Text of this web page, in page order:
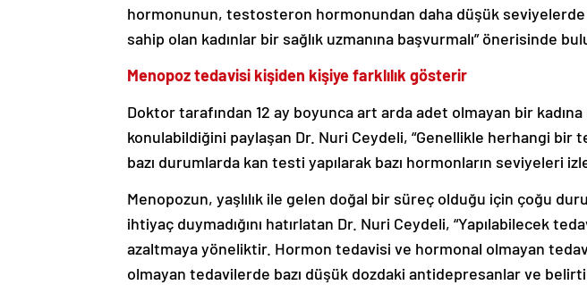
hormonunun, testosteron hormonundan daha düşük seviyelerde
sahip olan kadınlar bir sağlık uzmanına başvurmalı” önerisinde
Menopoz tedavisi kişiden kişiye farklılık gösterir
Doktor tarafından 12 ay boyunca art arda adet olmayan bir kadına
konulabildiğini paylaşan Dr. Nuri Ceydeli, “Genellikle herhangi
bazı durumlarda kan testi yapılarak bazı hormonların seviyeleri
Menopozun, yaşlılık ile gelen doğal bir süreç olduğu için çoğu
ihtiyaç duymadığını hatırlatan Dr. Nuri Ceydeli, “Yapılabilecek
azaltmaya yöneliktir. Hormon tedavisi ve hormonal olmayan
olmayan tedavilerde bazı düşük dozdaki antidepresanlar ve